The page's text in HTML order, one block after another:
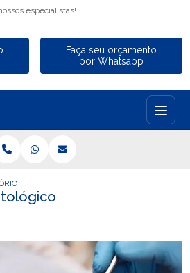
especialistas!
Faça seu orçamento
por Whatsapp
ODONTOLÓGICO